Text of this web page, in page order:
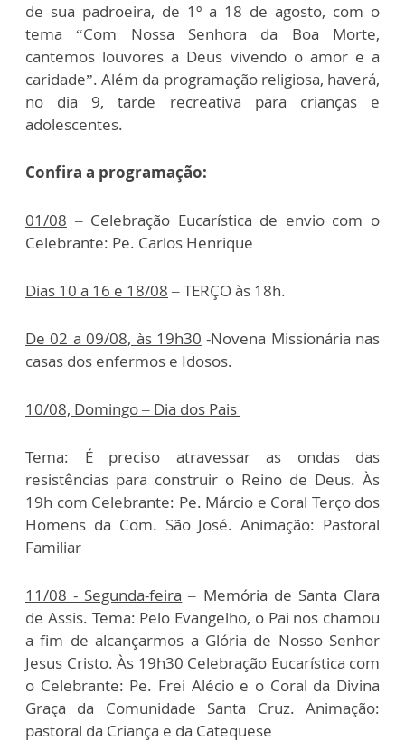
de sua padroeira, de 1º a 18 de agosto, com o
tema “Com Nossa Senhora da Boa Morte,
cantemos louvores a Deus vivendo o amor e a
caridade”. Além da programação religiosa, haverá,
no dia 9, tarde recreativa para crianças e
adolescentes.
Confira a programação:
01/08 – Celebração Eucarística de envio com o
Celebrante: Pe. Carlos Henrique
Dias 10 a 16 e 18/08 – TERÇO às 18h.
De 02 a 09/08, às 19h30 -Novena Missionária nas
casas dos enfermos e Idosos.
10/08, Domingo – Dia dos Pais
Tema: É preciso atravessar as ondas das
resistências para construir o Reino de Deus. Às
19h com Celebrante: Pe. Márcio e Coral Terço dos
Homens da Com. São José. Animação: Pastoral
Familiar
11/08 - Segunda-feira – Memória de Santa Clara
de Assis. Tema: Pelo Evangelho, o Pai nos chamou
a fim de alcançarmos a Glória de Nosso Senhor
Jesus Cristo. Às 19h30 Celebração Eucarística com
o Celebrante: Pe. Frei Alécio e o Coral da Divina
Graça da Comunidade Santa Cruz. Animação:
pastoral da Criança e da Catequese